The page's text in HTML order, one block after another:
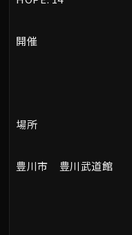
開催
場所
豊川市 豊川武道館